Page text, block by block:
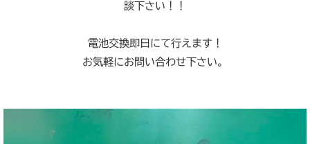
談下さい！！
電池交換即日にて行えます！
お気軽にお問い合わせ下さい。